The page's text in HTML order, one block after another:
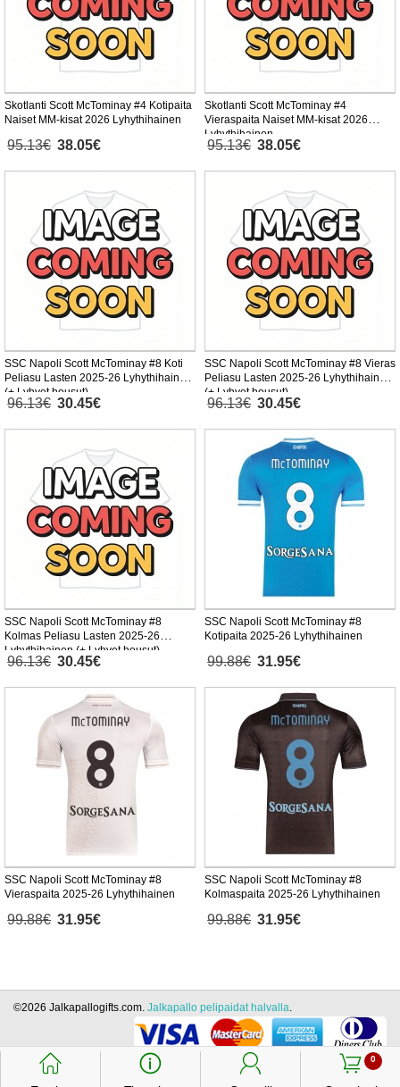
Skotlanti Scott McTominay #4 Kotipaita
Naiset MM-kisat 2026 Lyhythihainen
95.13€ 38.05€
Skotlanti Scott McTominay #4
Vieraspaita Naiset MM-kisat 2026
Lyhythihainen
95.13€ 38.05€
SSC Napoli Scott McTominay #8 Koti
Peliasu Lasten 2025-26 Lyhythihainen
(+ Lyhyet housut)
96.13€ 30.45€
SSC Napoli Scott McTominay #8 Vieras
Peliasu Lasten 2025-26 Lyhythihainen
(+ Lyhyet housut)
96.13€ 30.45€
SSC Napoli Scott McTominay #8
Kolmas Peliasu Lasten 2025-26
Lyhythihainen (+ Lyhyet housut)
96.13€ 30.45€
SSC Napoli Scott McTominay #8
Kotipaita 2025-26 Lyhythihainen
99.88€ 31.95€
SSC Napoli Scott McTominay #8
Vieraspaita 2025-26 Lyhythihainen
99.88€ 31.95€
SSC Napoli Scott McTominay #8
Kolmaspaita 2025-26 Lyhythihainen
99.88€ 31.95€
󰃱 󰈢 󰃳 0
󰃦
©2026 Jalkapallogifts.com. Jalkapallo pelipaidat halvalla.